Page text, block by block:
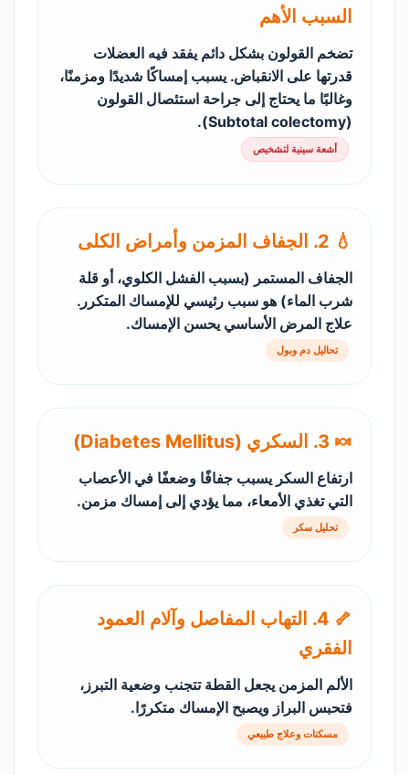
السبب الأهم
تضخم القولون بشكل دائم يفقد فيه العضلات
قدرتها على الانقباض. يسبب إمساكًا شديدًا ومزمنًا،
وغالبًا ما يحتاج إلى جراحة استئصال القولون
(Subtotal colectomy).
أشعة سينية لتشخيص
💧 2. الجفاف المزمن وأمراض الكلى
الجفاف المستمر (بسبب الفشل الكلوي، أو قلة
شرب الماء) هو سبب رئيسي للإمساك المتكرر.
علاج المرض الأساسي يحسن الإمساك.
تحاليل دم وبول
🍬 3. السكري (Diabetes Mellitus)
ارتفاع السكر يسبب جفافًا وضعفًا في الأعصاب
التي تغذي الأمعاء، مما يؤدي إلى إمساك مزمن.
تحليل سكر
🦴 4. التهاب المفاصل وآلام العمود
الفقري
الألم المزمن يجعل القطة تتجنب وضعية التبرز،
فتحبس البراز ويصبح الإمساك متكررًا.
مسكنات وعلاج طبيعي